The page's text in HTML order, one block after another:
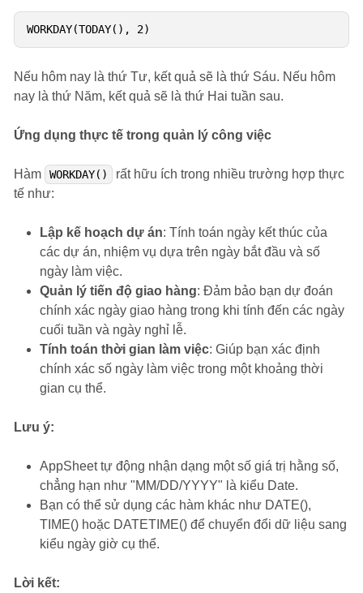
Nếu hôm nay là thứ Tư, kết quả sẽ là thứ Sáu. Nếu hôm
nay là thứ Năm, kết quả sẽ là thứ Hai tuần sau.
Ứng dụng thực tế trong quản lý công việc
Hàm WORKDAY()
rất hữu ích trong nhiều trường hợp thực
tế như:
Lập kế hoạch dự án: Tính toán ngày kết thúc của
các dự án, nhiệm vụ dựa trên ngày bắt đầu và số
ngày làm việc.
Quản lý tiến độ giao hàng: Đảm bảo bạn dự đoán
chính xác ngày giao hàng trong khi tính đến các ngày
cuối tuần và ngày nghỉ lễ.
Tính toán thời gian làm việc: Giúp bạn xác định
chính xác số ngày làm việc trong một khoảng thời
gian cụ thể.
Lưu ý:
AppSheet tự động nhận dạng một số giá trị hằng số,
chẳng hạn như "MM/DD/YYYY" là kiểu Date.
Bạn có thể sử dụng các hàm khác như DATE(),
TIME() hoặc DATETIME() để chuyển đổi dữ liệu sang
kiểu ngày giờ cụ thể.
Lời kết: